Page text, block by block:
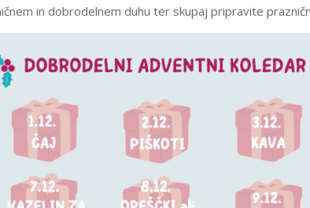
in dobrodelnem duhu ter skupaj pripravite